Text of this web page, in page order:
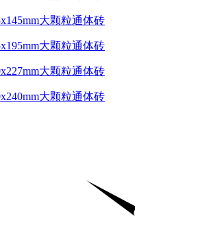
大颗粒通体砖
大颗粒通体砖
大颗粒通体砖
大颗粒通体砖